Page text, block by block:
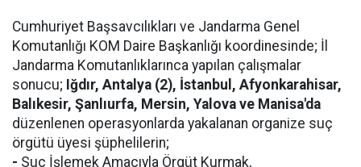
Cumhuriyet Başsavcılıkları ve Jandarma Genel
Komutanlığı KOM Daire Başkanlığı koordinesinde; İl
Jandarma Komutanlıklarınca yapılan çalışmalar
sonucu; Iğdır, Antalya (2), İstanbul, Afyonkarahisar,
Balıkesir, Şanlıurfa, Mersin, Yalova ve Manisa'da
düzenlenen operasyonlarda yakalanan organize suç
örgütü üyesi şüphelilerin;
- Suç İşlemek Amacıyla Örgüt Kurmak,